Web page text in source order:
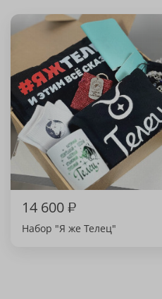
14 600₽
Набор "Я же Телец"